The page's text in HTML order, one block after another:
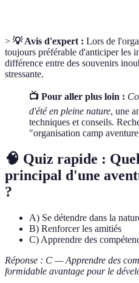
> 💡 Avis d'expert : Lors de
toujours préférable d'anticiper les
différence entre des souvenirs
stressante.
📺 Pour aller plus loin :
d'été en pleine nature, une
techniques et conseils.
"organisation camp
🧠 Quiz rapide :
principal d'une
?
A) Se détendre dans la
B) Renforcer les amitiés
C) Apprendre des
Réponse : C — Apprendre des
formidable avantage pour le